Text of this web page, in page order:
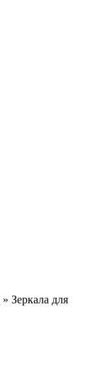
» Зеркала для